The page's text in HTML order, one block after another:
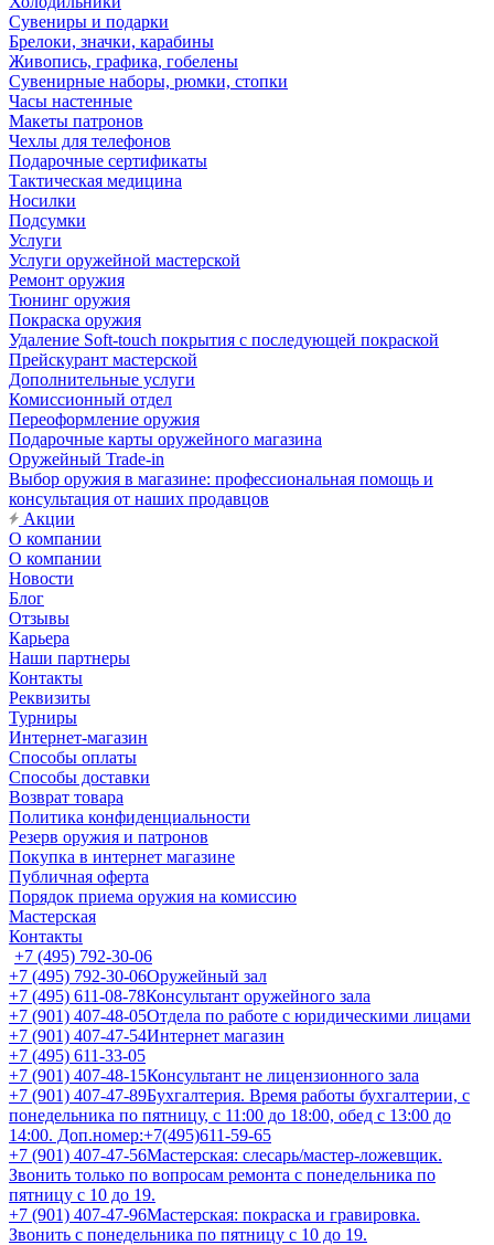
Сувениры и подарки
Брелоки, значки, карабины
Живопись, графика, гобелены
Сувенирные наборы, рюмки, стопки
Часы настенные
Макеты патронов
Чехлы для телефонов
Подарочные сертификаты
Тактическая медицина
Носилки
Подсумки
Услуги
Услуги оружейной мастерской
Ремонт оружия
Тюнинг оружия
Покраска оружия
Удаление Soft-touch покрытия с последующей покраской
Прейскурант мастерской
Дополнительные услуги
Комиссионный отдел
Переоформление оружия
Подарочные карты оружейного магазина
Оружейный Trade-in
Выбор оружия в магазине: профессиональная помощь и
консультация от наших продавцов
Акции
О компании
О компании
Новости
Блог
Отзывы
Карьера
Наши партнеры
Контакты
Реквизиты
Турниры
Интернет-магазин
Способы оплаты
Способы доставки
Возврат товара
Политика конфиденциальности
Резерв оружия и патронов
Покупка в интернет магазине
Публичная оферта
Порядок приема оружия на комиссию
Мастерская
Контакты
+7 (495) 792-30-06
+7 (495) 792-30-06Оружейный зал
+7 (495) 611-08-78Консультант оружейного зала
+7 (901) 407-48-05Отдела по работе с юридическими лицами
+7 (901) 407-47-54Интернет магазин
+7 (495) 611-33-05
+7 (901) 407-48-15Консультант не лицензионного зала
+7 (901) 407-47-89Бухгалтерия. Время работы бухгалтерии, с
понедельника по пятницу, с 11:00 до 18:00, обед с 13:00 до
14:00. Доп.номер:+7(495)611-59-65
+7 (901) 407-47-56Мастерская: слесарь/мастер-ложевщик.
Звонить только по вопросам ремонта с понедельника по
пятницу с 10 до 19.
+7 (901) 407-47-96Мастерская: покраска и гравировка.
Звонить с понедельника по пятницу с 10 до 19.